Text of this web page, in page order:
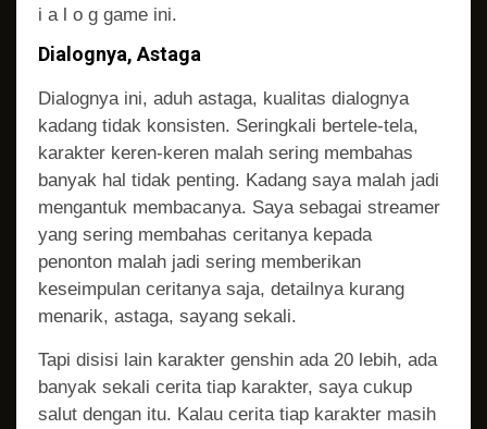
i a l o g game ini.
Dialognya, Astaga
Dialognya ini, aduh astaga, kualitas dialognya
kadang tidak konsisten. Seringkali bertele-tela,
karakter keren-keren malah sering membahas
banyak hal tidak penting. Kadang saya malah jadi
mengantuk membacanya. Saya sebagai streamer
yang sering membahas ceritanya kepada
penonton malah jadi sering memberikan
keseimpulan ceritanya saja, detailnya kurang
menarik, astaga, sayang sekali.
Tapi disisi lain karakter genshin ada 20 lebih, ada
banyak sekali cerita tiap karakter, saya cukup
salut dengan itu. Kalau cerita tiap karakter masih